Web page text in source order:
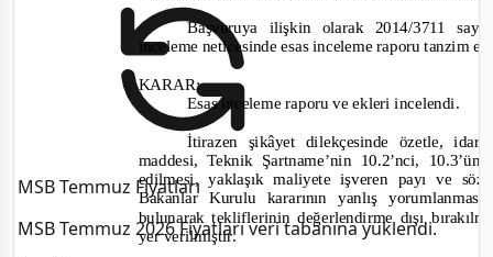
MSB Temmuz Fiyatları
MSB Temmuz 2026 Fiyatları veri tabanına yüklendi.
Başvuruya ilişkin olarak 2014/3711
inceleme neticesinde esas inceleme raporu tanzim
KARAR:
Esas inceleme raporu ve ekleri incelendi.
İtirazen şikâyet dilekçesinde özetle,
maddesi, Teknik Şartname’nin 10.2’nci,
edilmesi, yaklaşık maliyete işveren payı ve
Bakanlar Kurulu kararının yanlış
bulunarak tekliflerinin değerlendirme dışı
yer verilmiştir.